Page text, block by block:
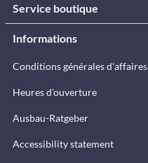
Service boutique
Informations
Conditions générales d'affaires
Heures d'ouverture
Ausbau-Ratgeber
Accessibility statement